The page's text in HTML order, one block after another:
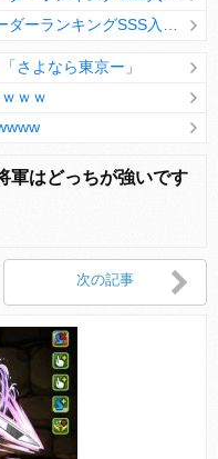
さよなら東京ー」
ｗｗ
軍はどっちが強いです
次の記事